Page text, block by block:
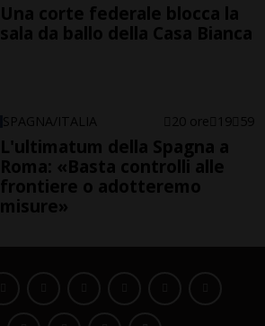
Una corte federale blocca la
sala da ballo della Casa Bianca
SPAGNA/ITALIA 20 ore 19 59
L'ultimatum della Spagna a
Roma: «Basta controlli alle
frontiere o adotteremo
misure»